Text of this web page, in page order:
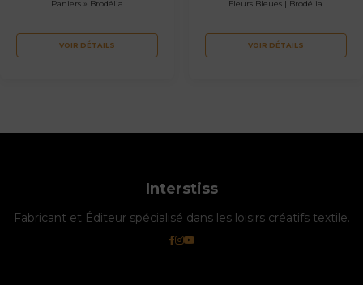
Paniers » Brodélia
VOIR DÉTAILS
Fleurs Bleues | Brodélia
VOIR DÉTAILS
Interstiss
Fabricant et Éditeur spécialisé dans les loisirs créatifs textile.